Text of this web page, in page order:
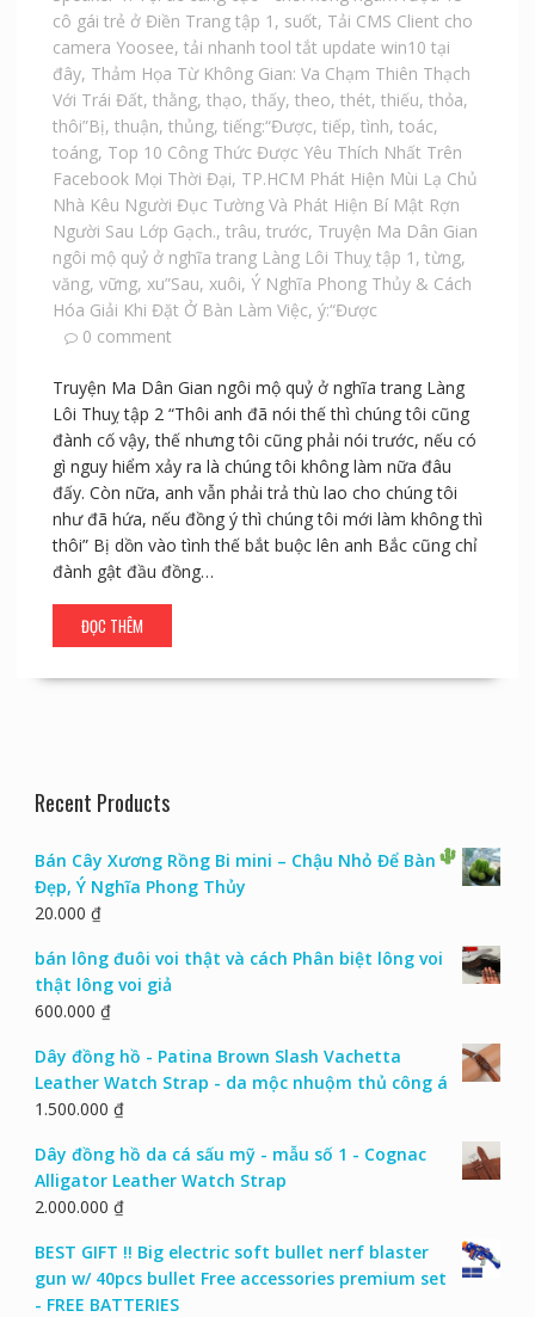
cô gái trẻ ở Điền Trang tập 1 , suốt, Tải CMS Client cho
camera Yoosee, tải nhanh tool tắt update win10 tại
đây, Thảm Họa Từ Không Gian: Va Chạm Thiên Thạch
Với Trái Đất, thằng, thạo, thấy, theo, thét, thiếu, thỏa,
thôi”Bị, thuận, thủng, tiếng:“Được, tiếp, tình, toác,
toáng, Top 10 Công Thức Được Yêu Thích Nhất Trên
Facebook Mọi Thời Đại, TP.HCM Phát Hiện Mùi Lạ Chủ
Nhà Kêu Người Đục Tường Và Phát Hiện Bí Mật Rợn
Người Sau Lớp Gạch., trâu, trước, Truyện Ma Dân Gian
ngôi mộ quỷ ở nghĩa trang Làng Lôi Thuỵ tập 1 , từng,
văng, vững, xu”Sau, xuôi, Ý Nghĩa Phong Thủy & Cách
Hóa Giải Khi Đặt Ở Bàn Làm Việc, ý:“Được
0 comment
Truyện Ma Dân Gian ngôi mộ quỷ ở nghĩa trang Làng
Lôi Thuỵ tập 2 “Thôi anh đã nói thế thì chúng tôi cũng
đành cố vậy, thế nhưng tôi cũng phải nói trước, nếu có
gì nguy hiểm xảy ra là chúng tôi không làm nữa đâu
đấy. Còn nữa, anh vẫn phải trả thù lao cho chúng tôi
như đã hứa, nếu đồng ý thì chúng tôi mới làm không thì
thôi” Bị dồn vào tình thế bắt buộc lên anh Bắc cũng chỉ
đành gật đầu đồng…
ĐỌC THÊM
Recent Products
Bán Cây Xương Rồng Bi mini – Chậu Nhỏ Để Bàn
Đẹp, Ý Nghĩa Phong Thủy
20.000 ₫
bán lông đuôi voi thật và cách Phân biệt lông voi
thật lông voi giả
600.000 ₫
Dây đồng hồ - Patina Brown Slash Vachetta
Leather Watch Strap - da mộc nhuộm thủ công á
1.500.000 ₫
Dây đồng hồ da cá sấu mỹ - mẫu số 1 - Cognac
Alligator Leather Watch Strap
2.000.000 ₫
BEST GIFT !! Big electric soft bullet nerf blaster
gun w/ 40pcs bullet Free accessories premium set
- FREE BATTERIES